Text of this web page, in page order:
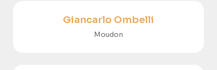
Giancarlo Ombelli
Moudon